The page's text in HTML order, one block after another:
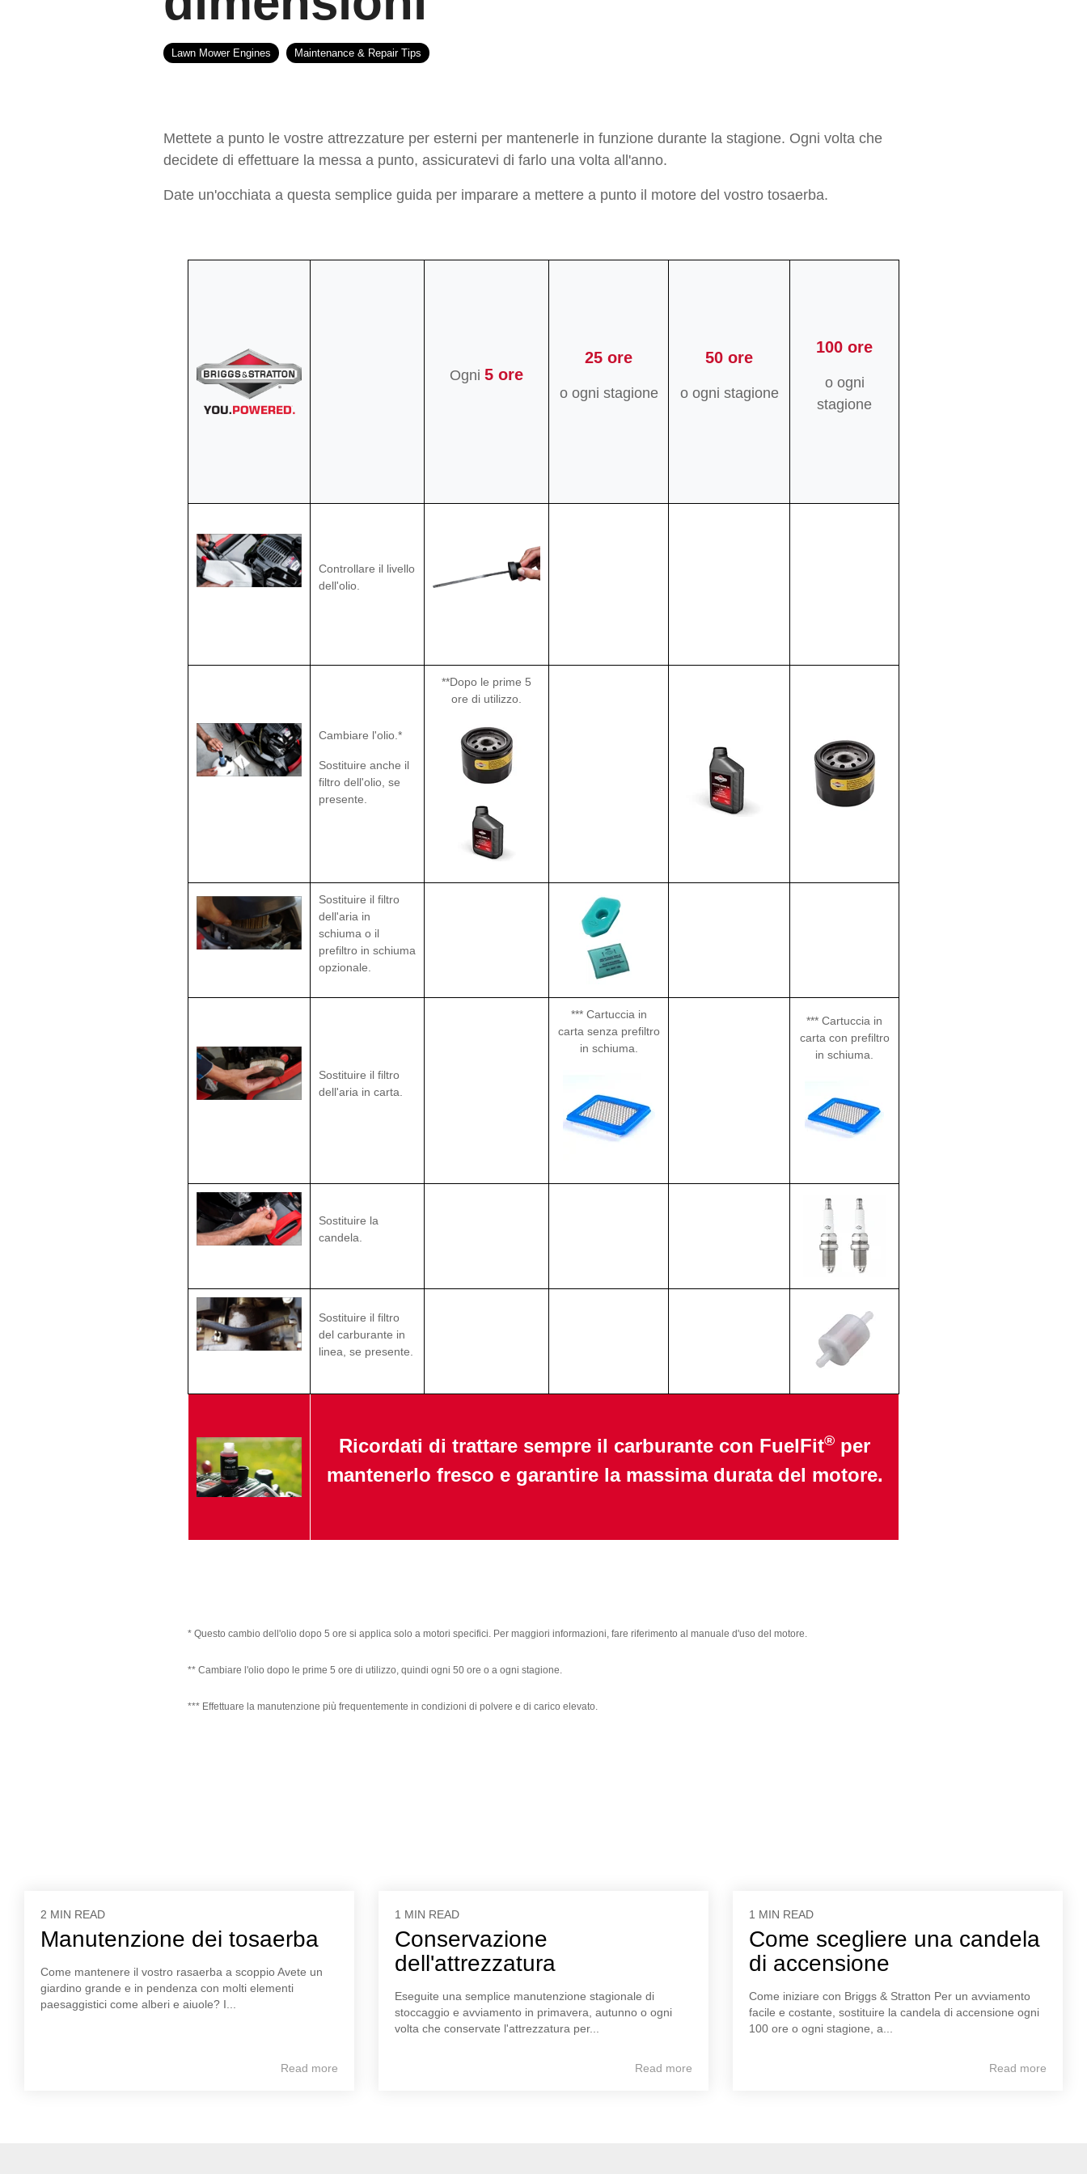
Lawn Mower Engines Maintenance & Repair Tips
Mettete a punto le vostre attrezzature per esterni per mantenerle in funzione durante la stagione. Ogni volta che
decidete di effettuare la messa a punto, assicuratevi di farlo una volta all'anno.
Date un'occhiata a questa semplice guida per imparare a mettere a punto il motore del vostro tosaerba.
Ogni 5 ore
25 ore
o ogni stagione
50 ore
o ogni stagione
100 ore
o ogni
stagione
Controllare il livello
dell'olio.
Cambiare l'olio.*
Sostituire anche il
filtro dell'olio, se
presente.
**Dopo le prime 5
ore di utilizzo.
Sostituire il filtro
dell'aria in
schiuma o il
prefiltro in schiuma
opzionale.
Sostituire il filtro
dell'aria in carta.
*** Cartuccia in
carta senza prefiltro
in schiuma.
*** Cartuccia in
carta con prefiltro
in schiuma.
Sostituire la
candela.
Sostituire il filtro
del carburante in
linea, se presente.
Ricordati di trattare sempre il carburante con FuelFit® per
mantenerlo fresco e garantire la massima durata del motore.
* Questo cambio dell'olio dopo 5 ore si applica solo a motori specifici. Per maggiori informazioni, fare riferimento al manuale d'uso del motore.
** Cambiare l'olio dopo le prime 5 ore di utilizzo, quindi ogni 50 ore o a ogni stagione.
*** Effettuare la manutenzione più frequentemente in condizioni di polvere e di carico elevato.
2 MIN READ
Manutenzione dei tosaerba
Come mantenere il vostro rasaerba a scoppio Avete un
giardino grande e in pendenza con molti elementi
paesaggistici come alberi e aiuole? I...
Read more
1 MIN READ
Conservazione
dell'attrezzatura
Eseguite una semplice manutenzione stagionale di
stoccaggio e avviamento in primavera, autunno o ogni
volta che conservate l'attrezzatura per...
Read more
1 MIN READ
Come scegliere una candela
di accensione
Come iniziare con Briggs & Stratton Per un avviamento
facile e costante, sostituire la candela di accensione ogni
100 ore o ogni stagione, a...
Read more